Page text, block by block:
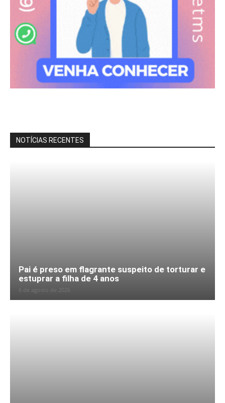
NOTÍCIAS RECENTES
Pai é preso em flagrante suspeito de torturar e
estuprar a filha de 4 anos
6 de agosto de 2026